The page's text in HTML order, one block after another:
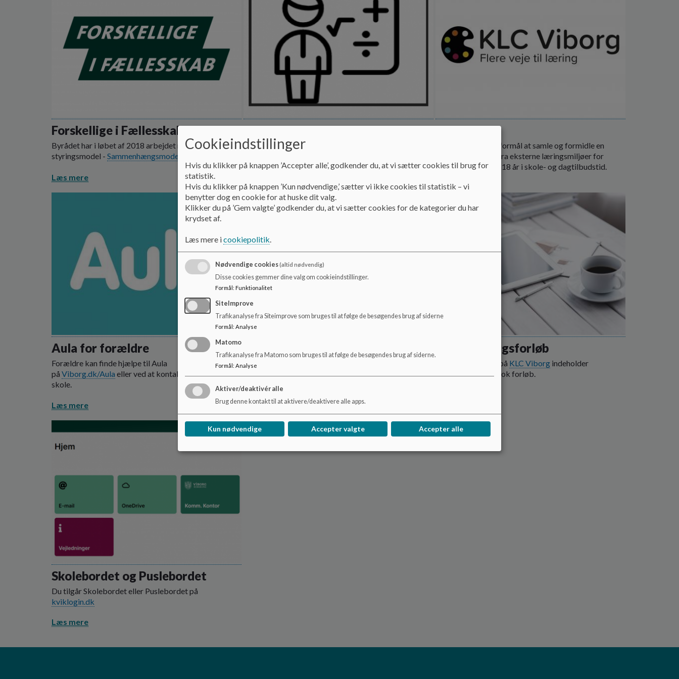
Forskellige i Fællesskab
Byrådet har i løbet af 2018 arbejdet med en ny
styringsmodel - Sammenhængsmodellen
Læs mere
Skiftselv
Her finder du link til
KLC Viborg
KLC Viborg har til formål at samle og formidle en
lang række tilbud fra eksterne læringsmiljøer for
børn og unge fra 0-18 år i skole- og dagtilbudstid.
Aula for forældre
Forældre kan finde hjælpe til Aula
på Viborg.dk/Aula eller ved at kontakte dit barns
skole.
Læs mere
I Viborg Kommune benyttes læringsplatformen
Meebook.
Læs mere
Undervisningsforløb
Flere af forløbene på KLC Viborg indeholder
tilknyttede Meebook forløb.
Skolebordet og Puslebordet
Du tilgår Skolebordet eller Puslebordet på
kviklogin.dk
Læs mere
Cookieindstillinger
Hvis du klikker på knappen ’Accepter alle’, godkender du, at vi sætter cookies til brug for
statistik.
Hvis du klikker på knappen ’Kun nødvendige,’ sætter vi ikke cookies til statistik – vi
benytter dog en cookie for at huske dit valg.
Klikker du på ’Gem valgte’ godkender du, at vi sætter cookies for de kategorier du har
krydset af.
Læs mere icookiepolitik.
Nødvendige cookies(altid nødvendig)
Disse cookies gemmer dine valg om cookieindstillinger.
Formål : Funktionalitet
SiteImprove
Trafikanalyse fra Siteimprove som bruges til at følge de besøgendes brug af siderne
Formål : Analyse
Matomo
Trafikanalyse fra Matomo som bruges til at følge de besøgendes brug af siderne.
Formål: Analyse
Aktiver/deaktivér alle
Brug denne kontakt til at aktivere/deaktivere alle apps.
Kun nødvendige Accepter valgte Accepter alle